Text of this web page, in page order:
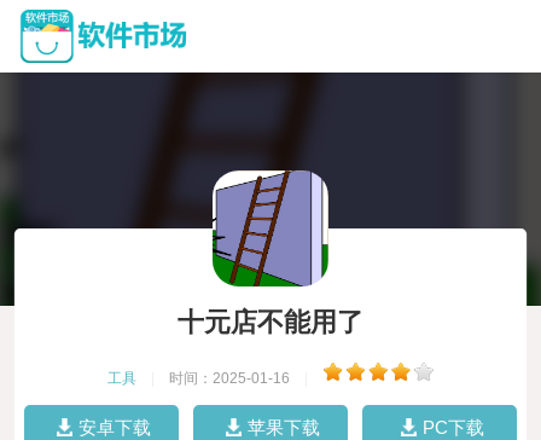
十元店不能用了
工具 时间：2025-01-16
安卓下载 苹果下载 PC下载